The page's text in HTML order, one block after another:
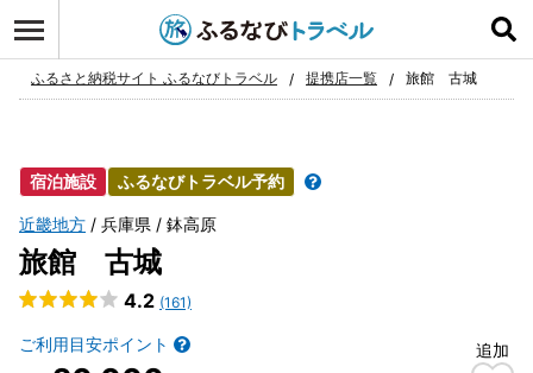
お気に入り
ふるさと納税サイト ふるなびトラベル 提携店一覧 旅館 古城
宿泊施設 ふるなびトラベル予約
近畿地方 兵庫県 鉢高原
旅館 古城
4.2 (161)
ご利用目安ポイント 追加